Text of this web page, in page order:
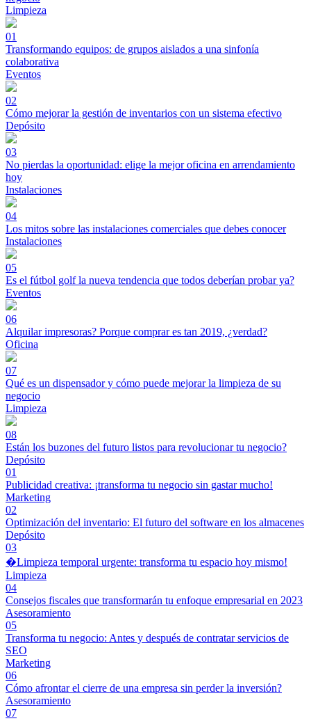
Limpieza
01
Transformando equipos: de grupos aislados a una sinfonía
colaborativa
Eventos
02
Cómo mejorar la gestión de inventarios con un sistema efectivo
Depósito
03
No pierdas la oportunidad: elige la mejor oficina en arrendamiento
hoy
Instalaciones
04
Los mitos sobre las instalaciones comerciales que debes conocer
Instalaciones
05
Es el fútbol golf la nueva tendencia que todos deberían probar ya?
Eventos
06
Alquilar impresoras? Porque comprar es tan 2019, ¿verdad?
Oficina
07
Qué es un dispensador y cómo puede mejorar la limpieza de su
negocio
Limpieza
08
Están los buzones del futuro listos para revolucionar tu negocio?
Depósito
01
Publicidad creativa: ¡transforma tu negocio sin gastar mucho!
Marketing
02
Optimización del inventario: El futuro del software en los almacenes
Depósito
03
�Limpieza temporal urgente: transforma tu espacio hoy mismo!
Limpieza
04
Consejos fiscales que transformarán tu enfoque empresarial en 2023
Asesoramiento
05
Transforma tu negocio: Antes y después de contratar servicios de
SEO
Marketing
06
Cómo afrontar el cierre de una empresa sin perder la inversión?
Asesoramiento
07